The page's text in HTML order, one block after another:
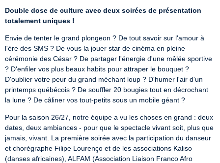
Double dose de culture avec deux soirées de présentation
totalement uniques !
Envie de tenter le grand plongeon ? De tout savoir sur l'amour à
l'ère des SMS ? De vous la jouer star de cinéma en pleine
cérémonie des César ? De partager l'énergie d'une mêlée sportive
? D'enfiler vos plus beaux habits pour attraper le bouquet ?
D'oublier votre peur du grand méchant loup ? D'humer l'air d'un
printemps québécois ? De souffler 20 bougies tout en décrochant
la lune ? De câliner vos tout-petits sous un mobile géant ?
Pour la saison 26/27, notre équipe a vu les choses en grand : deux
dates, deux ambiances - pour que le spectacle vivant soit, plus que
jamais, vivant. La première soirée avec la participation du danseur
et chorégraphe Filipe Lourenço et de les associations Kaliso
(danses africaines), ALFAM (Association Liaison Franco Afro